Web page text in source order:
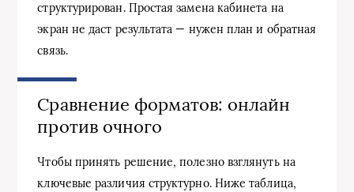
структурирован. Простая замена кабинета на
экран не даст результата — нужен план и обратная
связь.
Сравнение форматов: онлайн
против очного
Чтобы принять решение, полезно взглянуть на
ключевые различия структурно. Ниже таблица,